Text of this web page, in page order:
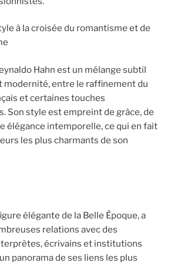
à la croisée du romantisme et de
Hahn est un mélange subtil
modernité, entre le raffinement du
et certaines touches
Son style est empreint de grâce, de
élégance intemporelle, ce qui en fait
les plus charmants de son
élégante de la Belle Époque, a
relations avec des
écrivains et institutions
panorama de ses liens les plus